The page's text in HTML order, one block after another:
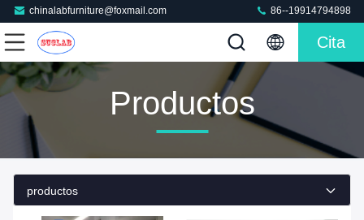
chinalabfurniture@foxmail.com 86--19914794898
Cita
Productos
productos